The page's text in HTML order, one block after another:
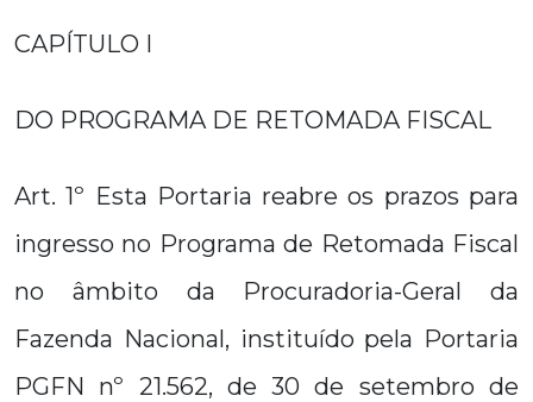
CAPÍTULO I
DO PROGRAMA DE RETOMADA FISCAL
Art. 1º Esta Portaria reabre os prazos para
ingresso no Programa de Retomada Fiscal
no âmbito da Procuradoria-Geral da
Fazenda Nacional, instituído pela Portaria
PGFN nº 21.562, de 30 de setembro de